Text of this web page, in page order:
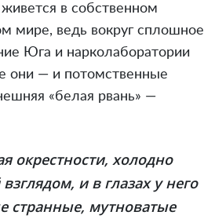
в собственном
мире, ведь вокруг сплошное
Юга и нарколаборатории
они — и потомственные
«белая рвань» —
окрестности, холодно
и в глазах у него
странные, мутноватые